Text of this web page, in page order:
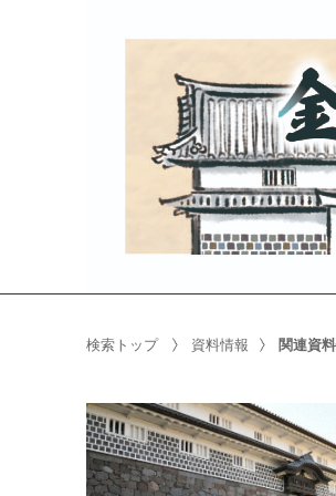
検索トップ 資料情報 関連資